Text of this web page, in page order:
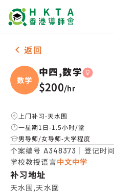
女-1名 中四,数学，天水围
返回
数学
中四,数学
$200/hr
上门补习-天水围
一星期1日-1.5小时/堂
男导师/女导师-大学程度
个案编号 A348373 ｜登记时
学校教授语言中文中学
补习地址
天水围,天水圍